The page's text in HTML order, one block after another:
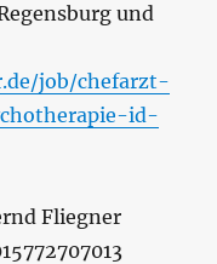
und
job/chefarzt-
id-
Fliegner